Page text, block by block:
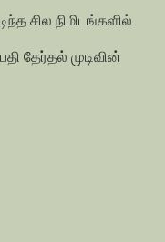
சில நிமிடங்களில்
தேர்தல் முடிவின்